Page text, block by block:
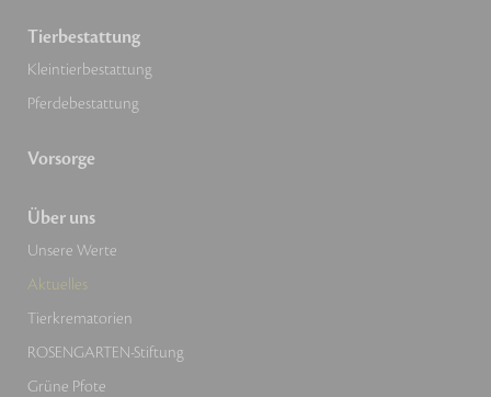
Tierbestattung
Kleintierbestattung
Pferdebestattung
Vorsorge
Über uns
Unsere Werte
Aktuelles
Tierkrematorien
ROSENGARTEN-Stiftung
Grüne Pfote